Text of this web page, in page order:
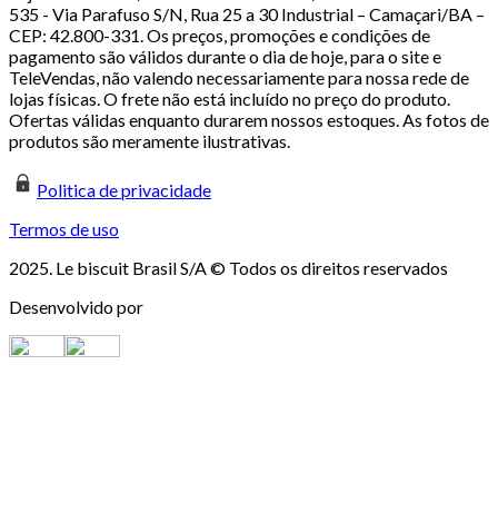
535 - Via Parafuso S/N, Rua 25 a 30 Industrial – Camaçari/BA –
CEP: 42.800-331. Os preços, promoções e condições de
pagamento são válidos durante o dia de hoje, para o site e
TeleVendas, não valendo necessariamente para nossa rede de
lojas físicas. O frete não está incluído no preço do produto.
Ofertas válidas enquanto durarem nossos estoques. As fotos de
produtos são meramente ilustrativas.
Politica de privacidade
Termos de uso
2025. Le biscuit Brasil S/A © Todos os direitos reservados
Desenvolvido por